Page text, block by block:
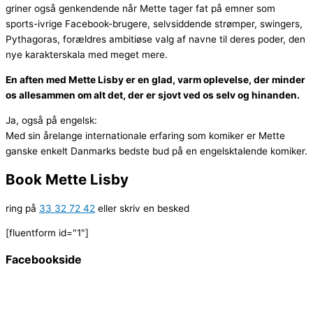
griner også genkendende når Mette tager fat på emner som
sports-ivrige Facebook-brugere, selvsiddende strømper, swingers,
Pythagoras, forældres ambitiøse valg af navne til deres poder, den
nye karakterskala med meget mere.
En aften med Mette Lisby er en glad, varm oplevelse, der minder
os allesammen om alt det, der er sjovt ved os selv og hinanden.
Ja, også på engelsk:
Med sin årelange internationale erfaring som komiker er Mette
ganske enkelt Danmarks bedste bud på en engelsktalende komiker.
Book Mette Lisby
ring på 33 32 72 42 eller skriv en besked
[fluentform id="1"]
Facebookside